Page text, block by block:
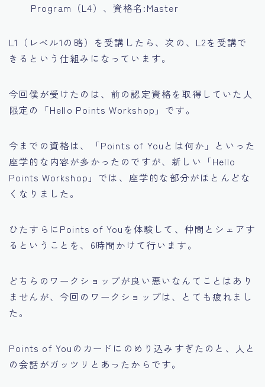
Program（L4）、資格名:Master
L1（レベル1の略）を受講したら、次の、L2を受講で
きるという仕組みになっています。
今回僕が受けたのは、前の認定資格を取得していた人
限定の「Hello Points Workshop」です。
今までの資格は、「Points of Youとは何か」といった
座学的な内容が多かったのですが、新しい「Hello
Points Workshop」では、座学的な部分がほとんどな
くなりました。
ひたすらにPoints of Youを体験して、仲間とシェアす
るということを、6時間かけて行います。
どちらのワークショップが良い悪いなんてことはあり
ませんが、今回のワークショップは、とても疲れまし
た。
Points of Youのカードにのめり込みすぎたのと、人と
の会話がガッツリとあったからです。